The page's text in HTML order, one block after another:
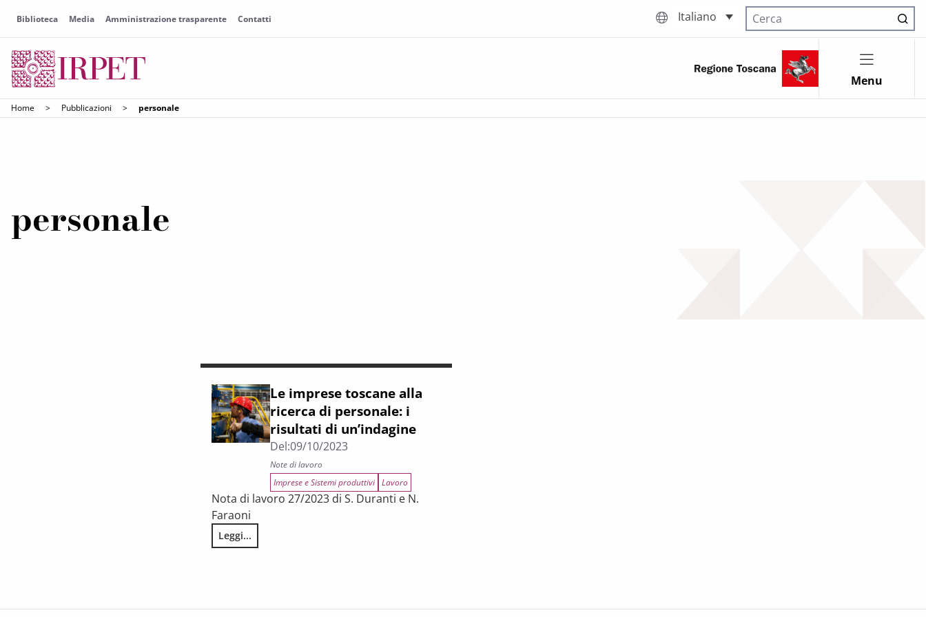
Biblioteca Media Amministrazione trasparente Contatti Italiano
Cerca nel sito
Menu
Home > Pubblicazioni > personale
personale
Le imprese toscane alla
ricerca di personale: i
risultati di un’indagine
Del:09/10/2023
Note di lavoro
Imprese e Sistemi produttivi
Lavoro
Nota di lavoro 27/2023 di S. Duranti e N.
Faraoni
Leggi...
Le imprese toscane alla ricerca di personale: i risultati di un’indagine